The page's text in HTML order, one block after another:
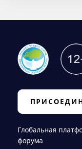
Глобальная
форума